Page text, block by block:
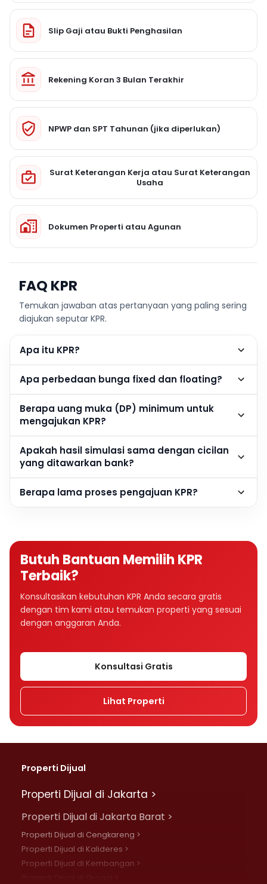
Slip Gaji atau Bukti Penghasilan
Rekening Koran 3 Bulan Terakhir
NPWP dan SPT Tahunan (jika diperlukan)
Surat Keterangan Kerja atau Surat Keterangan
Usaha
Dokumen Properti atau Agunan
FAQ KPR
Temukan jawaban atas pertanyaan yang paling sering
diajukan seputar KPR.
Apa itu KPR?
Apa perbedaan bunga fixed dan floating?
Berapa uang muka (DP) minimum untuk
mengajukan KPR?
Apakah hasil simulasi sama dengan cicilan
yang ditawarkan bank?
Berapa lama proses pengajuan KPR?
Butuh Bantuan Memilih KPR
Terbaik?
Konsultasikan kebutuhan KPR Anda secara gratis
dengan tim kami atau temukan properti yang sesuai
dengan anggaran Anda.
Konsultasi Gratis
Lihat Properti
Properti Dijual
Properti Dijual di Jakarta >
Properti Dijual di Jakarta Barat >
Properti Dijual di Cengkareng >
Properti Dijual di Kalideres >
Properti Dijual di Kembangan >